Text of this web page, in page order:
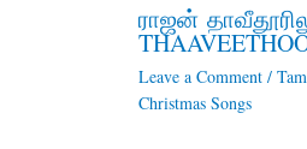
ராஜன்
Leave a Comment /
Christmas Songs